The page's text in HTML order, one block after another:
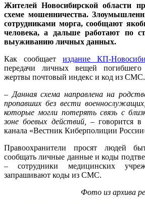
Жителей Новосибирской области
схеме мошенничества.
сотрудниками морга, сообщают
человека, а дальше работают по
выуживанию личных данных.
Как сообщает издание КП-
передачи личных вещей
жертвы почтовый индекс и код из СМС.
– Данная схема направлена на
пропавших без вести
которые могли потерять связь с
зоне боевых действий,
– говорится в
канала «Вестник Киберполиции
Правоохранители просят людей
сообщать личные данные и коды
– сотрудники медицинских
запрашивают коды из СМС.
Фото из архива